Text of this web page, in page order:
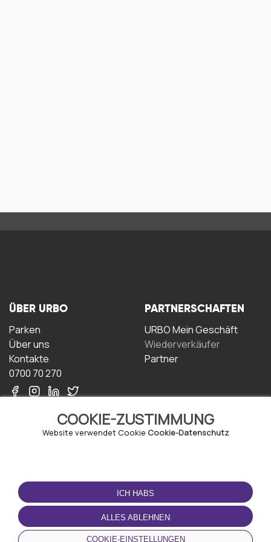
COOKIE-ZUSTIMMUNG
Website verwendet Cookie Cookie-Datenschutz
ICH HABS
ALLES ABLEHNEN
COOKIE-EINSTELLUNGEN
ÜBER URBO
Parken
Über uns
Kontakte
0700 70 270
PARTNERSCHAFTEN
URBO Mein Geschäft
Wiederverkäufer
Partner
NUTZUNGSBEDINGUNGEN
Geschäftsbedingungen
Datenschutz-
Bestimmungen
Cookie-Richtlinie
LADEN SIE DIE APP
HERUNTER